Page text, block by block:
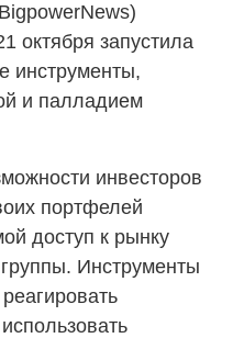
октября запустила
инструменты,
и палладием
инвесторов
портфелей
доступ к рынку
Инструменты